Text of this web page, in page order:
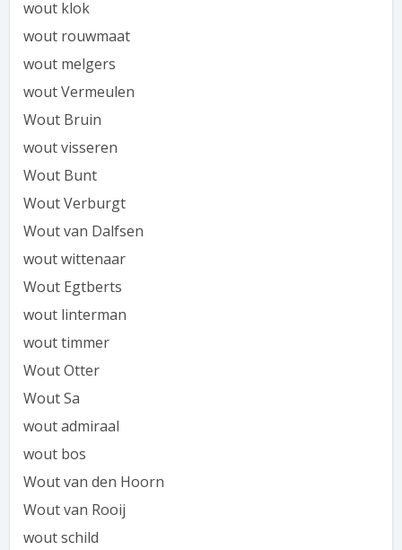
wout klok
wout rouwmaat
wout melgers
wout Vermeulen
Wout Bruin
wout visseren
Wout Bunt
Wout Verburgt
Wout van Dalfsen
wout wittenaar
Wout Egtberts
wout linterman
wout timmer
Wout Otter
Wout Sa
wout admiraal
wout bos
Wout van den Hoorn
Wout van Rooij
wout schild